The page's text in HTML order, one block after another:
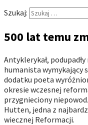
Szukaj:
500 lat temu
Antyklerykał,
humanista wymykający
dodatku poeta
okresie wczesnej
przygnieciony
Hutten, jedna z
wiecznej Reformacji.